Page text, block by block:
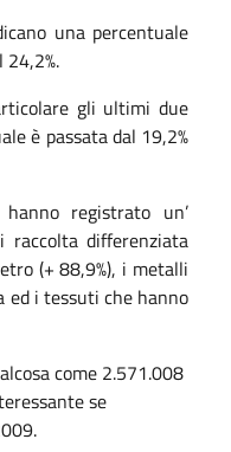
una percentuale
gli ultimi due
è passata dal 19,2%
registrato un’
raccolta differenziata
(+ 88,9%), i metalli
ed i tessuti che hanno
come 2.571.008
se